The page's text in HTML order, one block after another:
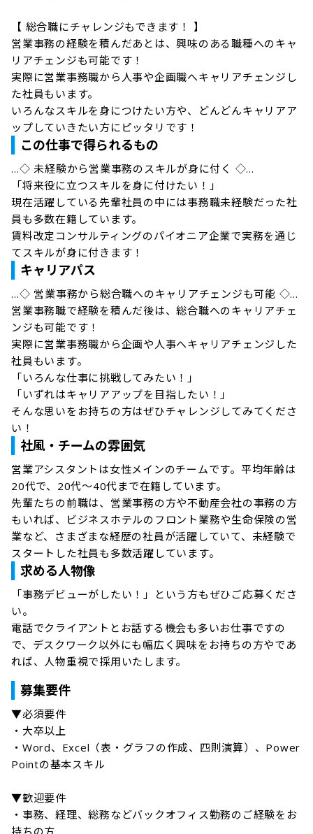
【 総合職にチャレンジもできます！ 】
営業事務の経験を積んだあとは、興味のある職種へのキャ
リアチェンジも可能です！
実際に営業事務職から人事や企画職へキャリアチェンジし
た社員もいます。
いろんなスキルを身につけたい方や、どんどんキャリアア
ップしていきたい方にピッタリです！
この仕事で得られるもの
…◇ 未経験から営業事務のスキルが身に付く ◇…
「将来役に立つスキルを身に付けたい！」
現在活躍している先輩社員の中には事務職未経験だった社
員も多数在籍しています。
賃料改定コンサルティングのパイオニア企業で実務を通じ
てスキルが身に付きます！
キャリアパス
…◇ 営業事務から総合職へのキャリアチェンジも可能 ◇…
営業事務職で経験を積んだ後は、総合職へのキャリアチェ
ンジも可能です！
実際に営業事務職から企画や人事へキャリアチェンジした
社員もいます。
「いろんな仕事に挑戦してみたい！」
「いずれはキャリアアップを目指したい！」
そんな思いをお持ちの方はぜひチャレンジしてみてくださ
い！
社風・チームの雰囲気
営業アシスタントは女性メインのチームです。平均年齢は
20代で、20代～40代まで在籍しています。
先輩たちの前職は、営業事務の方や不動産会社の事務の方
もいれば、ビジネスホテルのフロント業務や生命保険の営
業など、さまざまな経歴の社員が活躍していて、未経験で
スタートした社員も多数活躍しています。
求める人物像
「事務デビューがしたい！」という方もぜひご応募くださ
い。
電話でクライアントとお話する機会も多いお仕事ですの
で、デスクワーク以外にも幅広く興味をお持ちの方やであ
れば、人物重視で採用いたします。
募集要件
▼必須要件
・大卒以上
・Word、Excel（表・グラフの作成、四則演算）、Power
Pointの基本スキル
▼歓迎要件
・事務、経理、総務などバックオフィス勤務のご経験をお
持ちの方